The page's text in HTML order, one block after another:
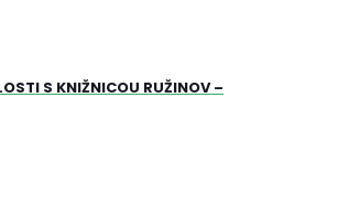
S KNIŽNICOU RUŽINOV –